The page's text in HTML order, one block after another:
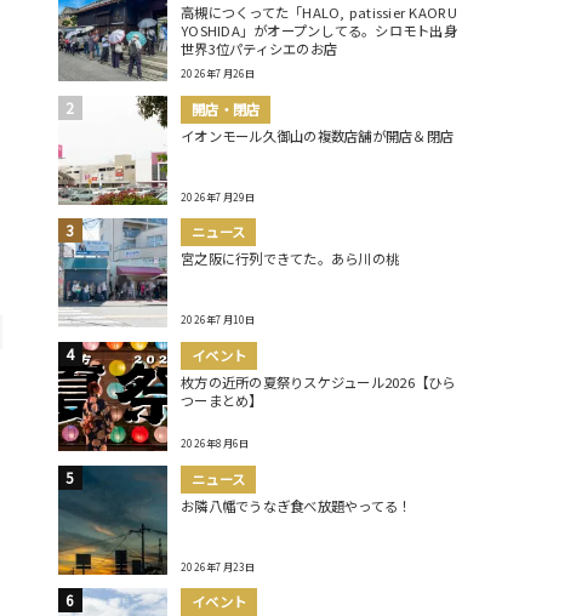
高槻につくってた「HALO, patissier KAORU
YOSHIDA」がオープンしてる。シロモト出身
世界3位パティシエのお店
2026年7月26日
開店・閉店
イオンモール久御山の複数店舗が開店＆閉店
2026年7月29日
ニュース
宮之阪に行列できてた。あら川の桃
2026年7月10日
イベント
枚方の近所の夏祭りスケジュール2026【ひら
つーまとめ】
2026年8月6日
ニュース
お隣八幡でうなぎ食べ放題やってる！
2026年7月23日
イベント